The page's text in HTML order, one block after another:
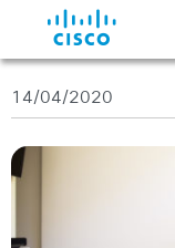
14/04/2020